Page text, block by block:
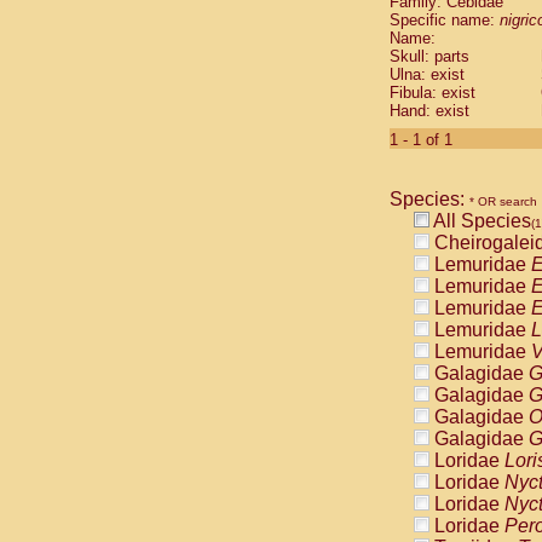
Cebidae
Cebidae
Cebidae
Cebidae
Cebidae
Cebidae
Cebidae
Cebidae
Cebidae
Cebidae
Cebidae
Cebidae
Atelidae
Atelidae
Atelidae
Atelidae
Atelidae
Atelidae
Atelidae
Atelidae
Atelidae
Atelidae
Pitheciidae
Specific name:
Name:
Skull: parts
Ulna: exist
Fibula: exist
Hand: exist
1 - 1 of 1
Species: * OR search
All Species
Lemuridae
Lemuridae
Lemuridae
Lemuridae
Lemuridae
Galagidae
Galagidae
Galagidae
Galagidae
Loridae
Loridae
Loridae
Loridae